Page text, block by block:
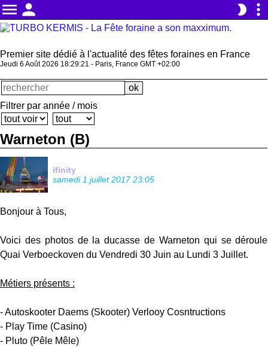
menu person brightness_2 more_vert
Premier site dédié à l'actualité des fêtes foraines en France
Jeudi 6 Août 2026 18:29:22 - Paris, France GMT +02:00
Filtrer par année / mois
Warneton (B)
ifinity
samedi 1 juillet 2017 23:05
Bonjour à Tous,
Voici des photos de la ducasse de Warneton qui se déroule
Quai Verboeckoven du Vendredi 30 Juin au Lundi 3 Juillet.
Métiers présents :
- Autoskooter Daems (Skooter) Verlooy Cosntructions
- Play Time (Casino)
- Pluto (Pêle Mêle)